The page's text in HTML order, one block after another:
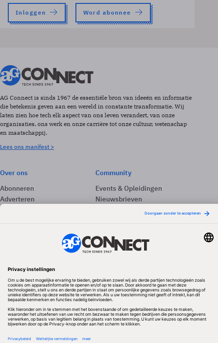
Inloggen Word abonnee
AG Connect is sinds 1967 de essentiële bron van ideeën en informatie
die betekenis geven aan een wereld in constante transformatie. Wij
laten zien hoe tech elk aspect van ons leven verandert, van onze
organisaties, ons werk en onze carrière tot onze cultuur, wetenschap
en maatschappij.
Lees ons manifest >
Over ons
Abonneren
Adverteren
Community
Events & Opleidingen
Nieuwsbrieven
Redactionele partner